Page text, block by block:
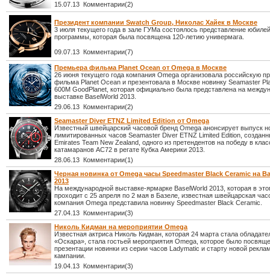
15.07.13 Комментарии(2)
Президент компании Swatch Group, Николас Хайек в Москве
3 июля текущего года в зале ГУМа состоялось представление
программы, которая была посвящена 120-летию универмага.
09.07.13 Комментарии(7)
Премьера фильма Planet Ocean от Omega в Москве
26 июня текущего года компания Omega организовала российскую
фильма Planet Ocean и презентовала в Москве новинку Seamaster
600M GoodPlanet, которая официально была представлена на
выставке BaselWorld 2013.
29.06.13 Комментарии(2)
Seamaster Diver ETNZ Limited Edition от Omega
Известный швейцарский часовой бренд Omega анонсирует выпуск
лимитированных часов Seamaster Diver ETNZ Limited Edition,
Emirates Team New Zealand, одного из претендентов на победу в
катамаранов AC72 в регате Кубка Америки 2013.
28.06.13 Комментарии(1)
Черная новинка от Omega часы Speedmaster Black Ceramic на
2013
На международной выставке-ярмарке BaselWorld 2013, которая в
проходит с 25 апреля по 2 мая в Базеле, известная швейцарская
компания Omega представила новинку Speedmaster Black Ceramic.
27.04.13 Комментарии(3)
Николь Кидман на мероприятии Omega
Известная актриса Николь Кидман, которая 24 марта стала
«Оскара», стала гостьей мероприятия Omega, которое было
презентации новинки из серии часов Ladymatic и старту новой
кампании.
19.04.13 Комментарии(3)